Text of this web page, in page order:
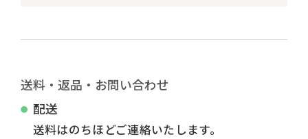
送料・返品・お問い合わせ
配送
送料はのちほどご連絡いたします。